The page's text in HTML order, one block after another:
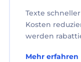
Texte
Kosten
werden
Mehr erfahren